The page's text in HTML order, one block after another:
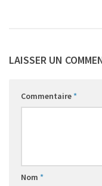
LAISSER UN
Commentaire*
Nom *